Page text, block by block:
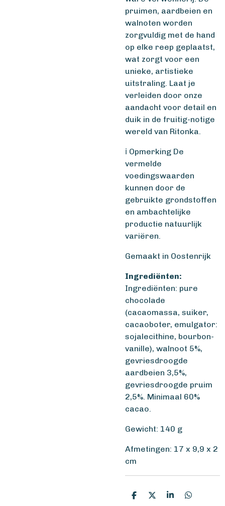
pruimen, aardbeien en
walnoten worden
zorgvuldig met de hand
op elke reep geplaatst,
wat zorgt voor een
unieke, artistieke
uitstraling. Laat je
verleiden door onze
aandacht voor detail en
duik in de fruitig-notige
wereld van Ritonka.
ℹ️ Opmerking De
vermelde
voedingswaarden
kunnen door de
gebruikte grondstoffen
en ambachtelijke
productie natuurlijk
variëren.
Gemaakt in Oostenrijk
Ingrediënten:
Ingrediënten: pure
chocolade
(cacaomassa, suiker,
cacaoboter, emulgator:
sojalecithine, bourbon-
vanille), walnoot 5%,
gevriesdroogde
aardbeien 3,5%,
gevriesdroogde pruim
2,5%. Minimaal 60%
cacao.
Gewicht: 140 g
Afmetingen: 17 x 9,9 x 2
cm
D
D
S
D